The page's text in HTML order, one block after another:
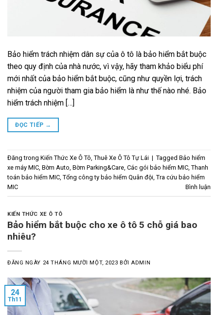
Bảo hiểm trách nhiệm dân sự của ô tô là bảo hiểm bắt buộc
theo quy định của nhà nước, vì vậy, hãy tham khảo biểu phí
mới nhất của bảo hiểm bắt buộc, cũng như quyền lợi, trách
nhiệm của người tham gia bảo hiểm là như thế nào nhé. Bảo
hiểm trách nhiệm […]
ĐỌC TIẾP →
Đăng trong Kiến Thức Xe Ô Tô, Thuê Xe Ô Tô Tự Lái | Tagged Bảo hiểm
xe máy MIC, Bờm Auto, Bờm Parking&Care, Các gói bảo hiểm MIC, Thanh
toán bảo hiểm MIC, Tổng công ty bảo hiểm Quân đội, Tra cứu bảo hiểm
MIC
Bình luận
KIẾN THỨC XE Ô TÔ
Bảo hiểm bắt buộc cho xe ô tô 5 chỗ giá bao
nhiêu?
ĐĂNG NGÀY 24 THÁNG MƯỜI MỘT, 2023 BỞIADMIN
24
Th11